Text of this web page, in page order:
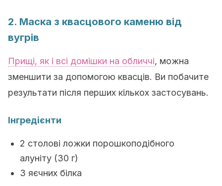
2. Маска з квасцового каменю від
вугрів
Прищі, як і всі домішки на обличчі, можна
зменшити за допомогою квасців. Ви побачите
результати після перших кількох застосувань.
Інгредієнти
2 столові ложки порошкоподібного
алуніту (30 г)
3 яєчних білка